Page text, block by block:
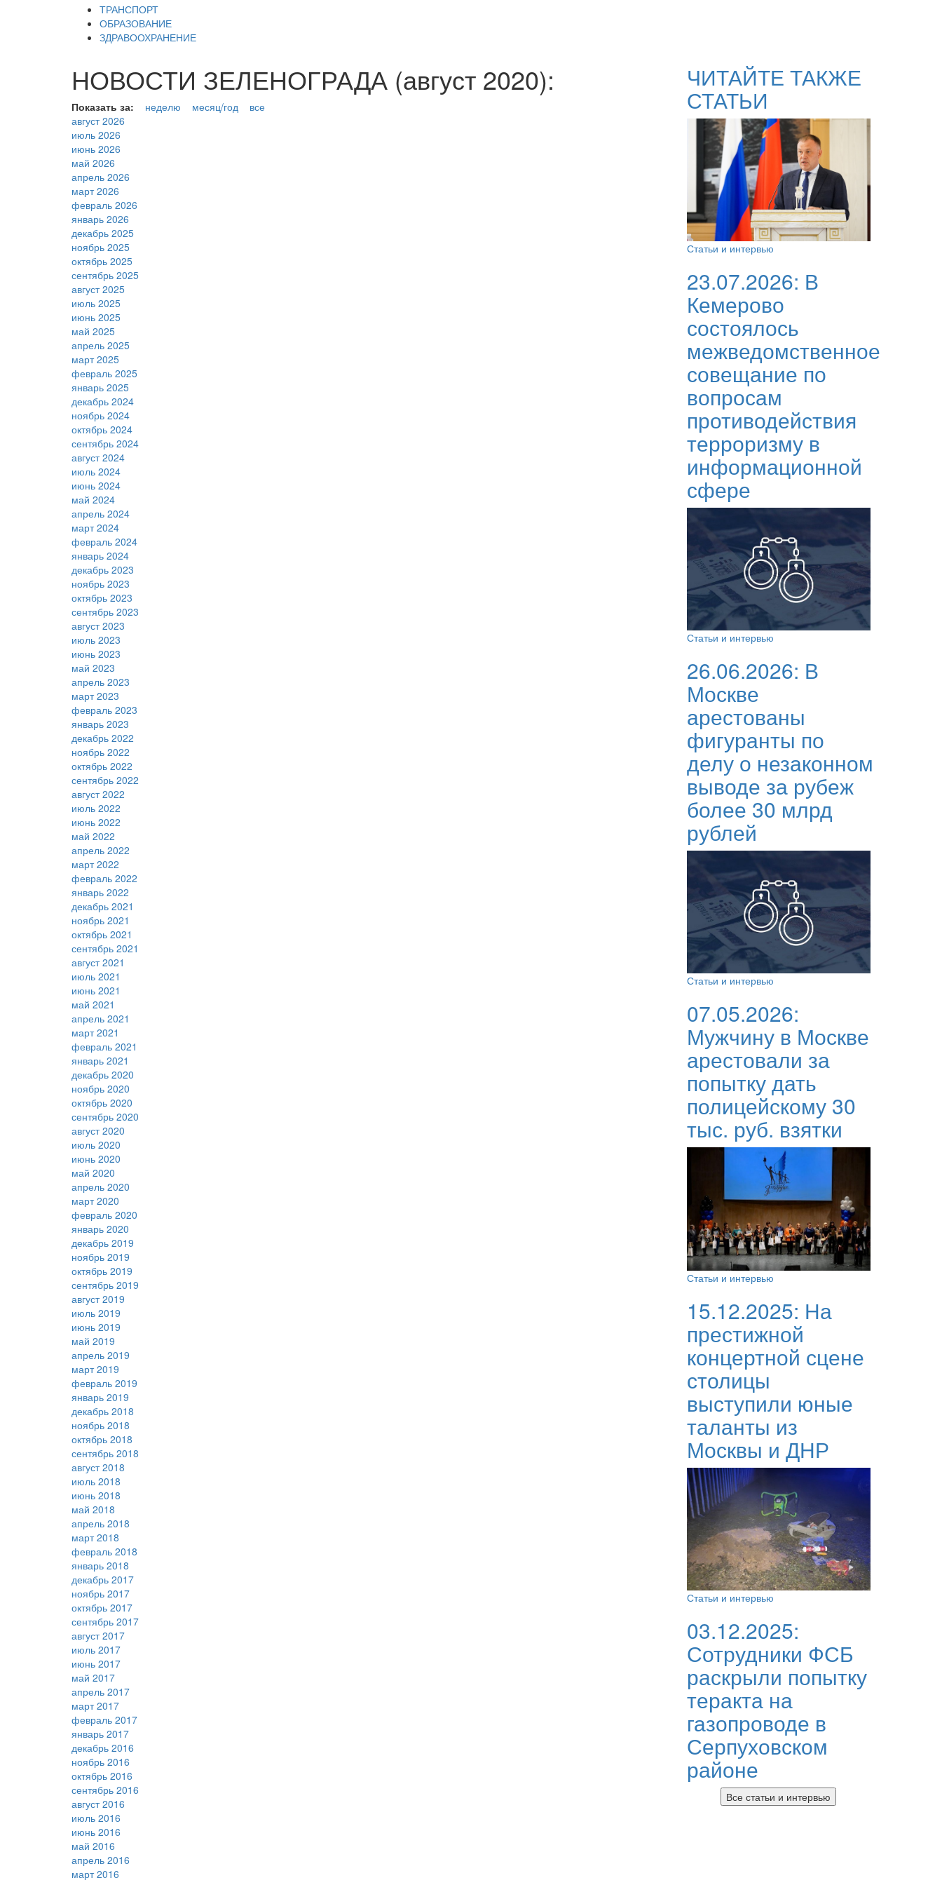
ТРАНСПОРТ
ОБРАЗОВАНИЕ
ЗДРАВООХРАНЕНИЕ
НОВОСТИ ЗЕЛЕНОГРАДА (август 2020):
Показать за: неделю месяц/год
все
август 2026
июль 2026
июнь 2026
май 2026
апрель 2026
март 2026
февраль 2026
январь 2026
декабрь 2025
ноябрь 2025
октябрь 2025
сентябрь 2025
август 2025
июль 2025
июнь 2025
май 2025
апрель 2025
март 2025
февраль 2025
январь 2025
декабрь 2024
ноябрь 2024
октябрь 2024
сентябрь 2024
август 2024
июль 2024
июнь 2024
май 2024
апрель 2024
март 2024
февраль 2024
январь 2024
декабрь 2023
ноябрь 2023
октябрь 2023
сентябрь 2023
август 2023
июль 2023
июнь 2023
май 2023
апрель 2023
март 2023
февраль 2023
январь 2023
декабрь 2022
ноябрь 2022
октябрь 2022
сентябрь 2022
август 2022
июль 2022
июнь 2022
май 2022
апрель 2022
март 2022
февраль 2022
январь 2022
декабрь 2021
ноябрь 2021
октябрь 2021
сентябрь 2021
август 2021
июль 2021
июнь 2021
май 2021
апрель 2021
март 2021
февраль 2021
январь 2021
декабрь 2020
ноябрь 2020
октябрь 2020
сентябрь 2020
август 2020
июль 2020
июнь 2020
май 2020
апрель 2020
март 2020
февраль 2020
январь 2020
декабрь 2019
ноябрь 2019
октябрь 2019
сентябрь 2019
август 2019
июль 2019
июнь 2019
май 2019
апрель 2019
март 2019
февраль 2019
январь 2019
декабрь 2018
ноябрь 2018
октябрь 2018
сентябрь 2018
август 2018
июль 2018
июнь 2018
май 2018
апрель 2018
март 2018
февраль 2018
январь 2018
декабрь 2017
ноябрь 2017
октябрь 2017
сентябрь 2017
август 2017
июль 2017
июнь 2017
май 2017
апрель 2017
март 2017
февраль 2017
январь 2017
декабрь 2016
ноябрь 2016
октябрь 2016
сентябрь 2016
август 2016
июль 2016
июнь 2016
май 2016
апрель 2016
март 2016
ЧИТАЙТЕ ТАКЖЕ
СТАТЬИ
Статьи и интервью
23.07.2026: В
Кемерово
состоялось
межведомственное
совещание по
вопросам
противодействия
терроризму в
информационной
сфере
Статьи и интервью
26.06.2026: В
Москве
арестованы
фигуранты по
делу о незаконном
выводе за рубеж
более 30 млрд
рублей
Статьи и интервью
07.05.2026:
Мужчину в Москве
арестовали за
попытку дать
полицейскому 30
тыс. руб. взятки
Статьи и интервью
15.12.2025: На
престижной
концертной сцене
столицы
выступили юные
таланты из
Москвы и ДНР
Статьи и интервью
03.12.2025:
Сотрудники ФСБ
раскрыли попытку
теракта на
газопроводе в
Серпуховском
районе
Все статьи и интервью